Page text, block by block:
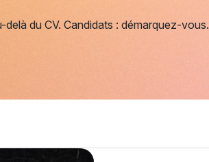
du CV. Candidats : démarquez-vous.